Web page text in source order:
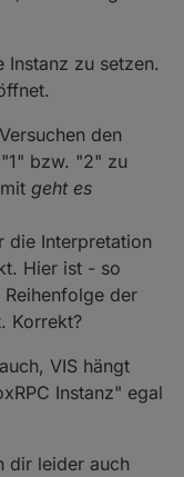
Instanz zu setzen.
den
bzw. "2" zu
geht es
die Interpretation
Hier ist - so
der
Korrekt?
VIS hängt
Instanz" egal
dir leider auch